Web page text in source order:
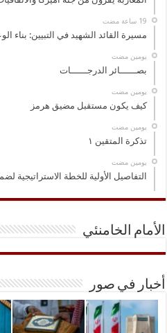
مسيرة القائد الشهيد في التبيين: بناء
‏يومين مضت
بصــــــائر الدرجــــــات
‏يومين مضت
كيف يكون مستقبل مضيق هرمز
‏يومين مضت
تذكرة المتقين ١
‏يومين مضت
التفاصيل الأولية للخطة الاستراتيجية
الأمام الخامنئي
أخبار في صور